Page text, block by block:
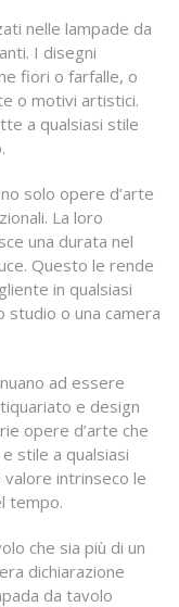
nelle lampade da
I disegni
fiori o farfalle, o
o motivi artistici.
a qualsiasi stile
solo opere d’arte
La loro
una durata nel
Questo le rende
in qualsiasi
studio o una camera
ad essere
e design
opere d’arte che
stile a qualsiasi
intrinseco le
tempo.
che sia più di un
dichiarazione
da tavolo